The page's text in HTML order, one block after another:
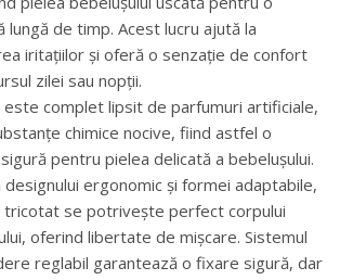
lungă de timp. Acest lucru ajută la
iritațiilor și oferă o senzație de confort
zilei sau nopții.
este complet lipsit de parfumuri artificiale,
chimice nocive, fiind astfel o
pentru pielea delicată a bebelușului.
ergonomic și formei adaptabile,
tricotat se potrivește perfect corpului
oferind libertate de mișcare. Sistemul
reglabil garantează o fixare sigură, dar